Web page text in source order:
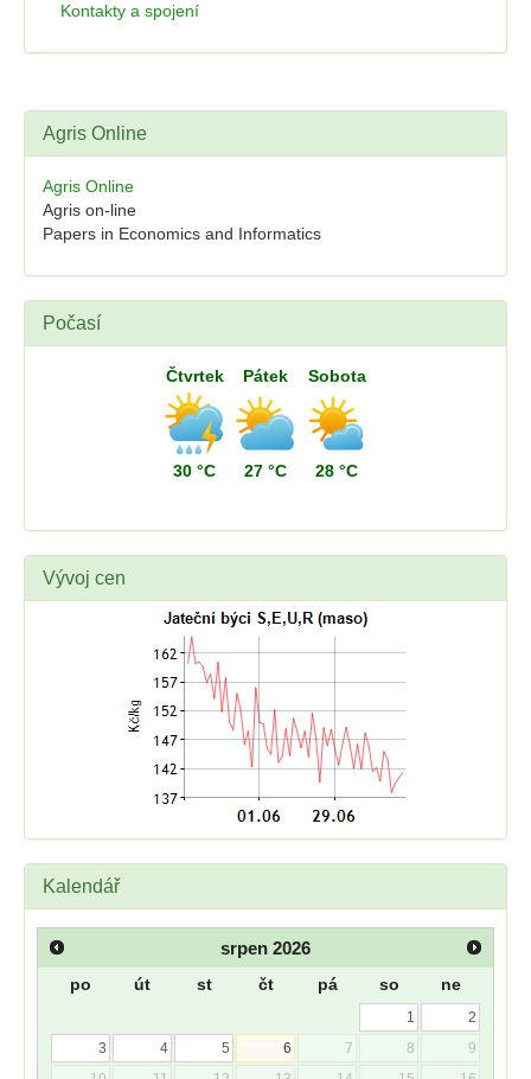
Kontakty a spojení
Agris Online
Agris Online
Agris on-line
Papers in Economics and Informatics
Počasí
Čtvrtek
30 °C
Pátek
27 °C
Sobota
28 °C
Vývoj cen
Kalendář
srpen 2026
po út st čt pá so ne
1
2
3
4 5 6 7 8
9